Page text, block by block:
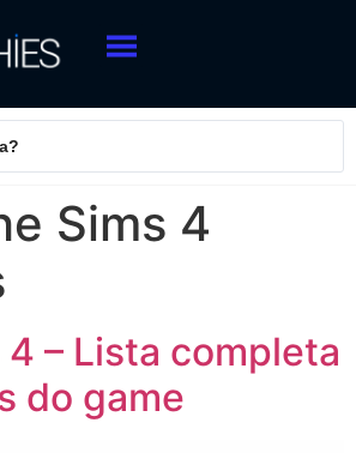
Sims 4
– Lista completa
do game